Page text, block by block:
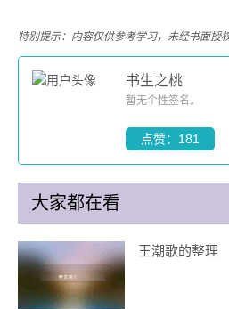
特别提示：内容仅供参考学习，未经书面授
书生之桃
暂无个性签名。
点赞：181
大家都在看
王潮歌的整理